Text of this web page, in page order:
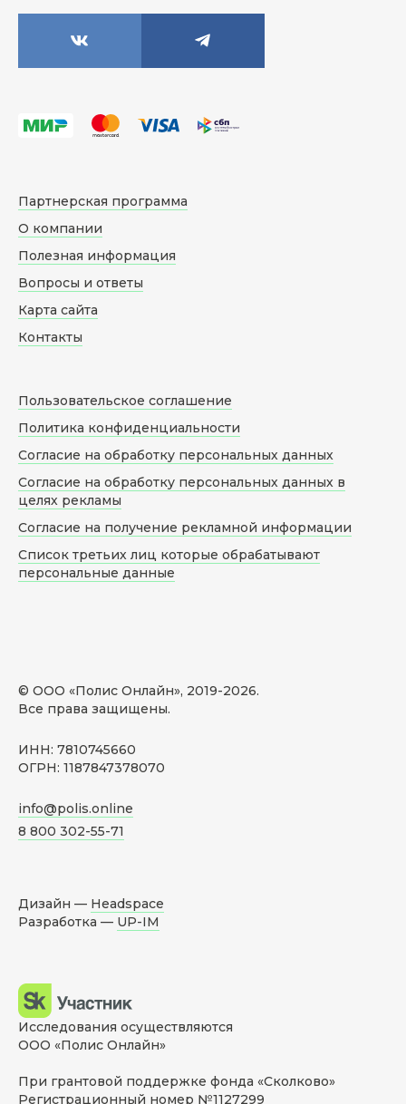
© ООО «Полис Онлайн», 2019-2026.
Все права защищены.
ИНН: 7810745660
ОГРН: 1187847378070
info@polis.online
8 800 302-55-71
Партнерская программа
О компании
Полезная информация
Вопросы и ответы
Карта сайта
Контакты
Пользовательское соглашение
Политика конфиденциальности
Согласие на обработку персональных данных
Согласие на обработку персональных данных в
целях рекламы
Согласие на получение рекламной информации
Список третьих лиц которые обрабатывают
персональные данные
Дизайн — Headspace
Разработка — UP-IM
Исследования осуществляются
ООО «Полис Онлайн»
При грантовой поддержке фонда «Сколково»
Регистрационный номер №1127299